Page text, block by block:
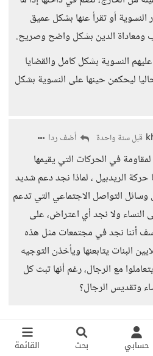
حسابي بحث القائمة
النسوية أو تقرأ عنها بشكل عميق
ومعاداة الدين بشكل واضح وصريح.
النسوية بشكل كامل والقضايا
ليحكمن حينها على النسوية بشكل
قبل سنة واحدة أضف ردا
في الحركات التي يقيمها
حركة الريدبيل ، لماذا نجد دعم شديد
التواصل الاجتماعي التي تدعم
النساء ولا نجد أي اعتراض، على
أننا نجد في مجتمعات مثل هذه
البنات يتابعنها ويأخذن التوجيه
مع الرجال، رغم أنها تبث كل
وتقديس الرجال؟
أضف ردا
"النسوية" بدأت متأخرة جدًا. أول